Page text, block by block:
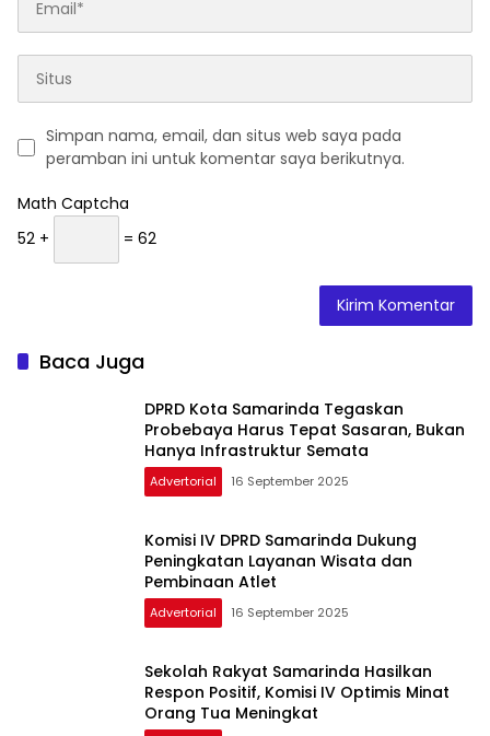
Simpan nama, email, dan situs web saya pada
peramban ini untuk komentar saya berikutnya.
Math Captcha
52 +
= 62
Baca Juga
DPRD Kota Samarinda Tegaskan
Probebaya Harus Tepat Sasaran, Bukan
Hanya Infrastruktur Semata
Advertorial 16 September 2025
Komisi IV DPRD Samarinda Dukung
Peningkatan Layanan Wisata dan
Pembinaan Atlet
Advertorial 16 September 2025
Sekolah Rakyat Samarinda Hasilkan
Respon Positif, Komisi IV Optimis Minat
Orang Tua Meningkat